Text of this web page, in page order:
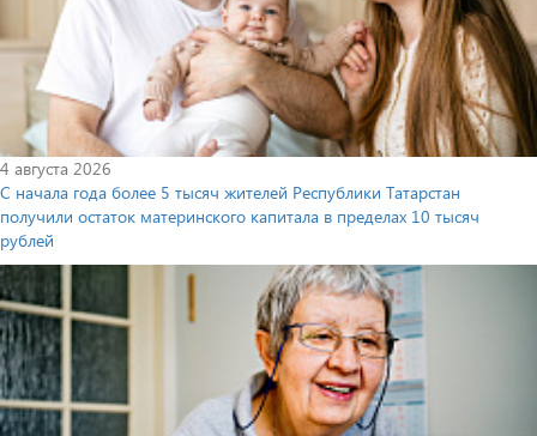
4 августа 2026
С начала года более 5 тысяч жителей Республики Татарстан
получили остаток материнского капитала в пределах 10 тысяч
рублей